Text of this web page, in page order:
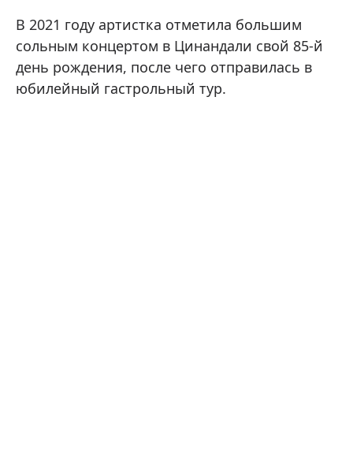
В 2021 году артистка отметила большим
сольным концертом в Цинандали свой 85-й
день рождения, после чего отправилась в
юбилейный гастрольный тур.